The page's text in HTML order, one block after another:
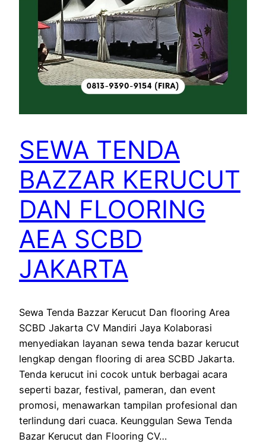
SEWA TENDA
BAZZAR KERUCUT
DAN FLOORING
AEA SCBD
JAKARTA
Sewa Tenda Bazzar Kerucut Dan flooring Area
SCBD Jakarta CV Mandiri Jaya Kolaborasi
menyediakan layanan sewa tenda bazar kerucut
lengkap dengan flooring di area SCBD Jakarta.
Tenda kerucut ini cocok untuk berbagai acara
seperti bazar, festival, pameran, dan event
promosi, menawarkan tampilan profesional dan
terlindung dari cuaca. Keunggulan Sewa Tenda
Bazar Kerucut dan Flooring CV…